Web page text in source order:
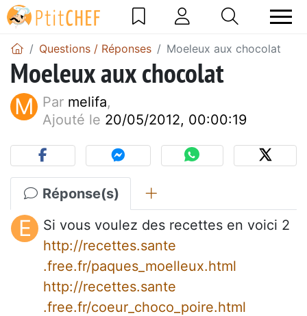
Questions / Réponses Moeleux aux chocolat
Moeleux aux chocolat
M Par melifa,
Ajouté le 20/05/2012, 00:00:19
Réponse(s)
E
Si vous voulez des recettes en voici 2
http://recettes.sante
.free.fr/paques_moelleux.html
http://recettes.sante
.free.fr/coeur_choco_poire.html